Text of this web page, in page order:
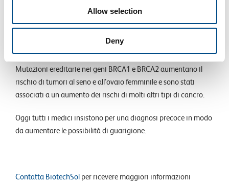
Allow selection
Deny
DNA potrebbe non essere riparato correttamente. Di
Mutazioni ereditarie nei geni BRCA1 e BRCA2 aumentano il
rischio di tumori al seno e all’ovaio femminile e sono stati
associati a un aumento dei rischi di molti altri tipi di cancro.
Oggi tutti i medici insistono per una diagnosi precoce in modo
da aumentare le possibilità di guarigione.
Contatta BiotechSol per ricevere maggiori informazioni